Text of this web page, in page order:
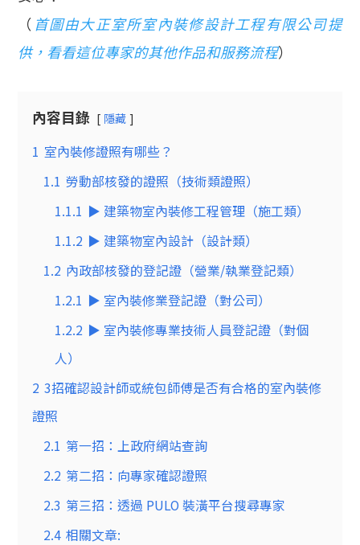
（ 首圖由大正室所室內裝修設計工程有限公司提
供，看看這位專家的其他作品和服務流程）
內容目錄 隱藏
1 室內裝修證照有哪些？
1.1 勞動部核發的證照（技術類證照）
1.1.1 ▶ 建築物室內裝修工程管理（施工類）
1.1.2 ▶ 建築物室內設計（設計類）
1.2 內政部核發的登記證（營業/執業登記類）
1.2.1 ▶ 室內裝修業登記證（對公司）
1.2.2 ▶ 室內裝修專業技術人員登記證（對個
人）
2 3招確認設計師或統包師傅是否有合格的室內裝修
證照
2.1 第一招：上政府網站查詢
2.2 第二招：向專家確認證照
2.3 第三招：透過 PULO 裝潢平台搜尋專家
2.4 相關文章: